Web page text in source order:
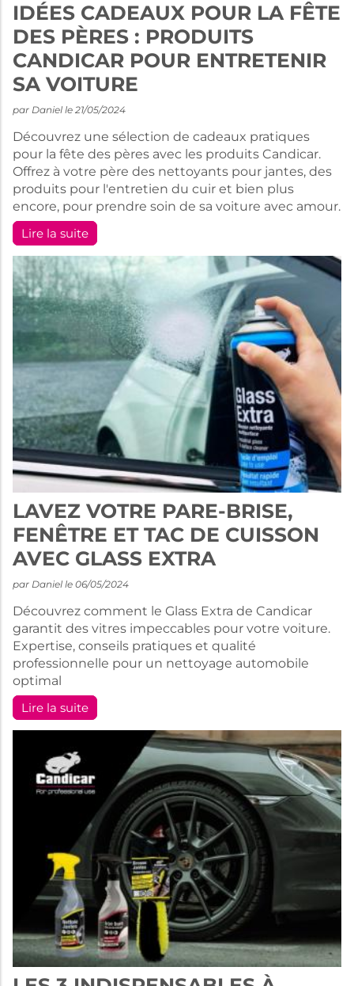
IDÉES CADEAUX POUR LA FÊTE
DES PÈRES : PRODUITS
CANDICAR POUR ENTRETENIR
SA VOITURE
par Daniel le 21/05/2024
Découvrez une sélection de cadeaux pratiques
pour la fête des pères avec les produits Candicar.
Offrez à votre père des nettoyants pour jantes, des
produits pour l'entretien du cuir et bien plus
encore, pour prendre soin de sa voiture avec amour.
Lire la suite
LAVEZ VOTRE PARE-BRISE,
FENÊTRE ET TAC DE CUISSON
AVEC GLASS EXTRA
par Daniel le 06/05/2024
Découvrez comment le Glass Extra de Candicar
garantit des vitres impeccables pour votre voiture.
Expertise, conseils pratiques et qualité
professionnelle pour un nettoyage automobile
optimal
Lire la suite